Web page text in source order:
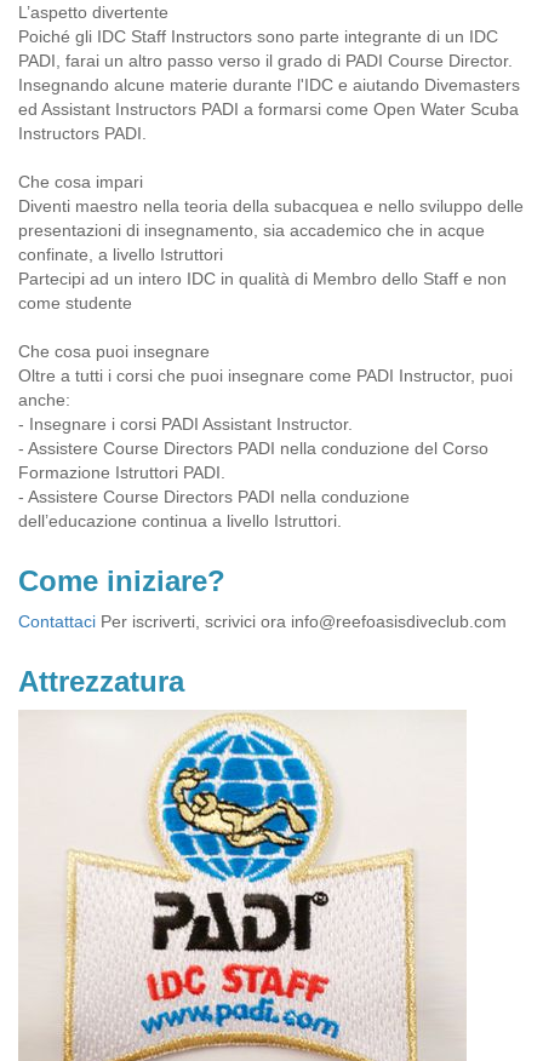
L’aspetto divertente
Poiché gli IDC Staff Instructors sono parte integrante di un IDC
PADI, farai un altro passo verso il grado di PADI Course Director.
Insegnando alcune materie durante l'IDC e aiutando Divemasters
ed Assistant Instructors PADI a formarsi come Open Water Scuba
Instructors PADI.
Che cosa impari
Diventi maestro nella teoria della subacquea e nello sviluppo delle
presentazioni di insegnamento, sia accademico che in acque
confinate, a livello Istruttori
Partecipi ad un intero IDC in qualità di Membro dello Staff e non
come studente
Che cosa puoi insegnare
Oltre a tutti i corsi che puoi insegnare come PADI Instructor, puoi
anche:
- Insegnare i corsi PADI Assistant Instructor.
- Assistere Course Directors PADI nella conduzione del Corso
Formazione Istruttori PADI.
- Assistere Course Directors PADI nella conduzione
dell’educazione continua a livello Istruttori.
Come iniziare?
Contattaci Per iscriverti, scrivici ora info@reefoasisdiveclub.com
Attrezzatura